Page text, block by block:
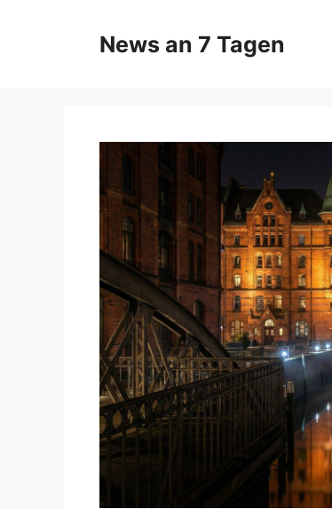
News an 7 Tagen